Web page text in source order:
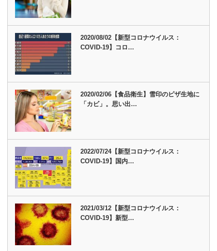
2020/08/02【新型コロナウイルス：
COVID-19】コロ…
2020/02/06【食品衛生】雪印のピザ生地に
「カビ」。思い出…
2022/07/24【新型コロナウイルス：
COVID-19】国内…
2021/03/12【新型コロナウイルス：
COVID-19】新型…